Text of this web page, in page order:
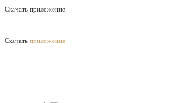
Скачать приложение
Скачать приложение